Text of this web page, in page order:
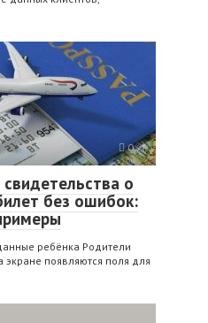
0
о
без ошибок:
ребёнка Родители
экране появляются поля для